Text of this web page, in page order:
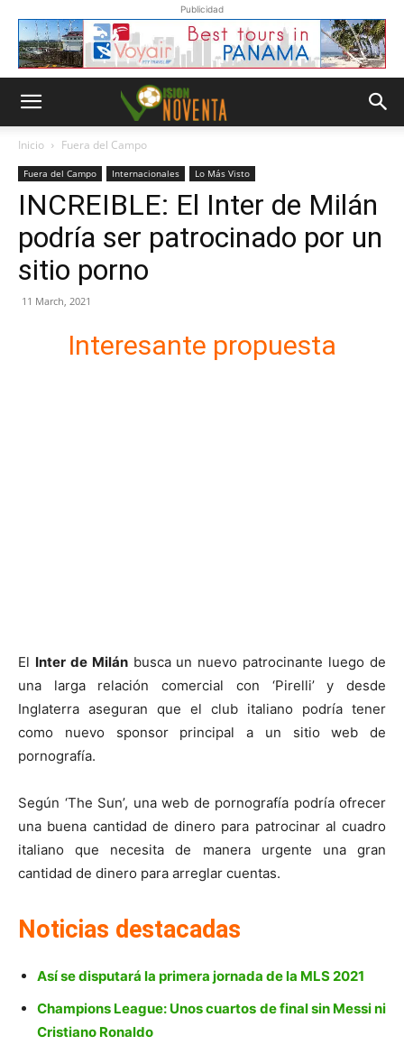
Publicidad
Inicio Fuera del Campo
Fuera del Campo Internacionales Lo Más Visto
INCREIBLE: El Inter de Milán
podría ser patrocinado por un
sitio porno
11 March, 2021
Interesante propuesta
El Inter de Milánbusca un nuevo patrocinante luego de
una larga relación comercial con ‘Pirelli’ y desde
Inglaterra aseguran que el club italiano podría tener
como nuevo sponsor principal a un sitio web de
pornografía.
Según ‘The Sun’, una web de pornografía podría ofrecer
una buena cantidad de dinero para patrocinar al cuadro
italiano que necesita de manera urgente una gran
cantidad de dinero para arreglar cuentas.
Noticias destacadas
Así se disputará la primera jornada de la MLS 2021
Champions League: Unos cuartos de final sin Messi ni
Cristiano Ronaldo